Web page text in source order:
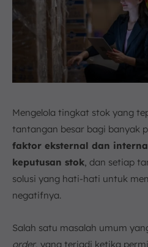
Mengelola tingkat stok yang
tantangan besar bagi banyak
faktor eksternal dan
keputusan stok, dan setiap
solusi yang hati-hati untuk
negatifnya.
Salah satu masalah umum
order, yang terjadi ketika